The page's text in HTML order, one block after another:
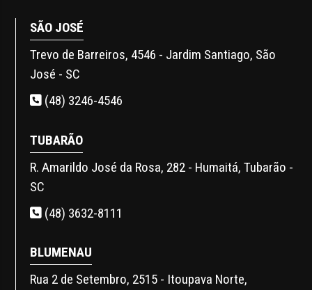
SÃO JOSÉ
Trevo de Barreiros, 4546 - Jardim Santiago, São
José - SC
(48) 3246-4546
TUBARÃO
R. Amarildo José da Rosa, 282 - Humaitá, Tubarão -
SC
(48) 3632-8111
BLUMENAU
Rua 2 de Setembro, 2515 - Itoupava Norte,